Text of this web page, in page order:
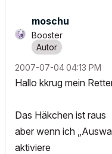
moschu
Booster
‎2007-07-0404:13 PM
Hallo kkrug mein
Das Häkchen ist raus
aber wenn ich
aktiviere